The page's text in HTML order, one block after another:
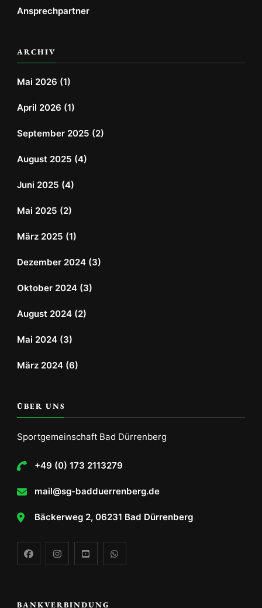
Ansprechpartner
ARCHIV
Mai 2026 (1)
April 2026 (1)
September 2025 (2)
August 2025 (4)
Juni 2025 (4)
Mai 2025 (2)
März 2025 (1)
Dezember 2024 (3)
Oktober 2024 (3)
August 2024 (2)
Mai 2024 (3)
März 2024 (6)
ÜBER UNS
Sportgemeinschaft Bad Dürrenberg
+49 (0) 173 2113279
mail@sg-badduerrenberg.de
Bäckerweg 2, 06231 Bad Dürrenberg
BANKVERBINDUNG